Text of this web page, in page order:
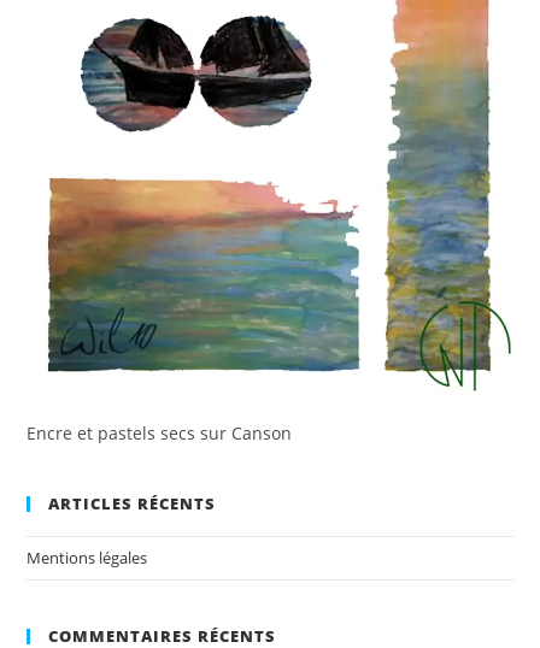
Encre et pastels secs sur Canson
ARTICLES RÉCENTS
Mentions légales
COMMENTAIRES RÉCENTS